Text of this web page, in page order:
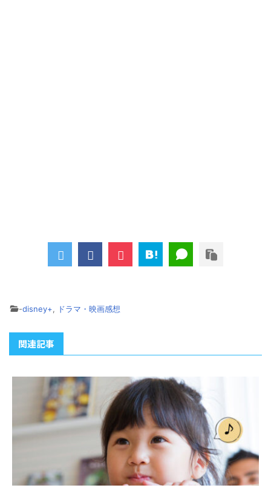
-disney+, ドラマ・映画感想
関連記事